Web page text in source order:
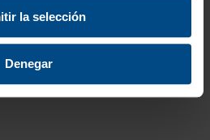
la selección
Denegar